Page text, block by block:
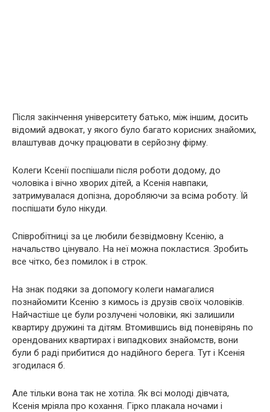
Після закінчення університету батько, між іншим, досить
відомий адвокат, у якого було багато корисних знайомих,
влаштував дочку працювати в серйозну фірму.
Колеги Ксенії поспішали після роботи додому, до
чоловіка і вічно хворих дітей, а Ксенія навпаки,
затримувалася допізна, доробляючи за всіма роботу. Їй
поспішати було нікуди.
Співробітниці за це любили безвідмовну Ксенію, а
начальство цінувало. На неї можна покластися. Зробить
все чітко, без помилок і в строк.
На знак подяки за допомогу колеги намагалися
познайомити Ксенію з кимось із друзів своїх чоловіків.
Найчастіше це були розлучені чоловіки, які залишили
квартиру дружині та дітям. Втомившись від поневірянь по
орендованих квартирах і випадкових знайомств, вони
були б раді прибитися до надійного берега. Тут і Ксенія
згодилася б.
Але тільки вона так не хотіла. Як всі молоді дівчата,
Ксенія мріяла про кохання. Гірко плакала ночами і